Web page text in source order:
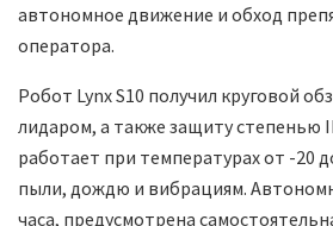
автономное движение и обход
оператора.
Робот Lynx S10 получил круговой
лидаром, а также защиту степенью
работает при температурах от -20
пыли, дождю и вибрациям.
часа, предусмотрена